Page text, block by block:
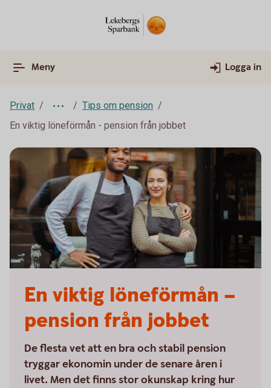
Meny Logga in
Privat
Tips om pension
En viktig löneförmån - pension från jobbet
En viktig löneförmån –
pension från jobbet
De flesta vet att en bra och stabil pension
tryggar ekonomin under de senare åren i
livet. Men det finns stor okunskap kring hur